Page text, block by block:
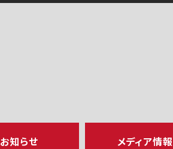
お知らせ メディア情報